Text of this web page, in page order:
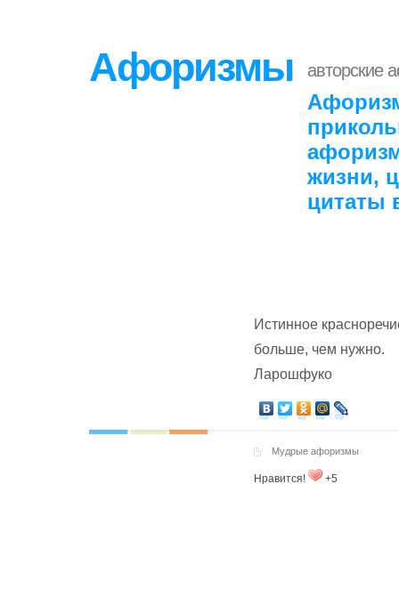
Афоризмы авторские
жизни,
цитаты
Истинное
больше, чем нужно.
Ларошфуко
Мудрые афоризмы
Нравится! +5